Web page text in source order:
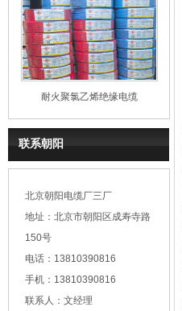
耐火聚氯乙烯绝缘电缆
联系朝阳
北京朝阳电缆厂三厂
地址：北京市朝阳区成寿寺路
150号
电话：13810390816
手机：13810390816
联系人：文经理